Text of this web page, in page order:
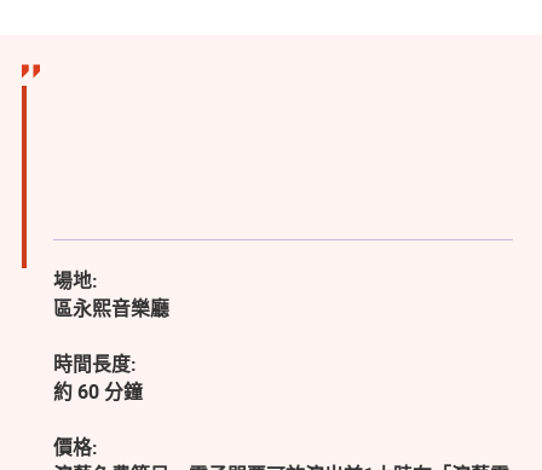
場地:
區永熙音樂廳
時間長度:
約 60 分鐘
價格: